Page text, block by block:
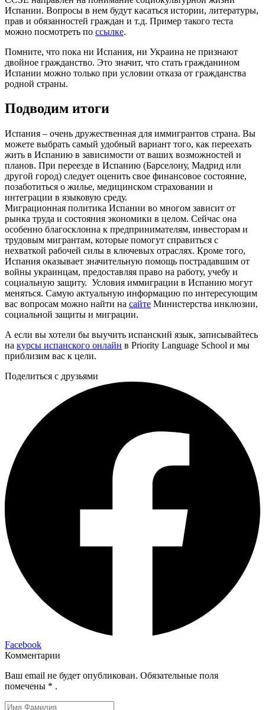
Испании. Вопросы в нем будут касаться истории, литературы,
прав и обязанностей граждан и т.д. Пример такого теста
можно посмотреть по ссылке.
Помните, что пока ни Испания, ни Украина не признают
двойное гражданство. Это значит, что стать гражданином
Испании можно только при условии отказа от гражданства
родной страны.
Подводим итоги
Испания – очень дружественная для иммигрантов страна. Вы
можете выбрать самый удобный вариант того, как переехать
жить в Испанию в зависимости от ваших возможностей и
планов. При переезде в Испанию (Барселону, Мадрид или
другой город) следует оценить свое финансовое состояние,
позаботиться о жилье, медицинском страховании и
интеграции в языковую среду.
Миграционная политика Испании во многом зависит от
рынка труда и состояния экономики в целом. Сейчас она
особенно благосклонна к предпринимателям, инвесторам и
трудовым мигрантам, которые помогут справиться с
нехваткой рабочей силы в ключевых отраслях. Кроме того,
Испания оказывает значительную помощь пострадавшим от
войны украинцам, предоставляя право на работу, учебу и
социальную защиту. Условия иммиграции в Испанию могут
меняться. Самую актуальную информацию по интересующим
вас вопросам можно найти на сайте Министерства инклюзии,
социальной защиты и миграции.
А если вы хотели бы выучить испанский язык, записывайтесь
на курсы испанского онлайн в Priority Language School и мы
приблизим вас к цели.
Поделиться с друзьями
Facebook
Комментарии
Ваш email не будет опубликован. Обязательные поля
помечены * .